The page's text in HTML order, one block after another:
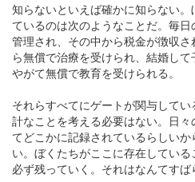
知らないといえば確かに知らない
ているのは次のようなことだ。毎
管理され、その中から税金が徴収
ら無償で治療を受けられ、結婚し
やがて無償で教育を受けられる。
それらすべてにゲートが関与して
計なことを考える必要はない。日
てどこかに記録されているらしい
い。ぼくたちがここに存在してい
必ず残っていく。それはなんてす